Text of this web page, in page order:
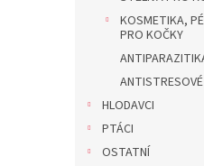
KOSMETIKA,
PRO KOČKY
HLODAVCI
PTÁCI
OSTATNÍ